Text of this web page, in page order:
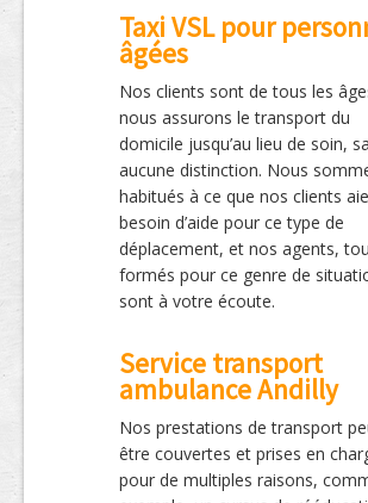
Taxi VSL pour
âgées
Nos clients sont de tous les
nous assurons le transport du
domicile jusqu’au lieu de soin,
aucune distinction. Nous
habitués à ce que nos clients
besoin d’aide pour ce type de
déplacement, et nos agents,
formés pour ce genre de
sont à votre écoute.
Service transport
ambulance Andilly
Nos prestations de transport
être couvertes et prises en
pour de multiples raisons,